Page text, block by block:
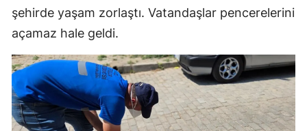
şehirde yaşam zorlaştı. Vatandaşlar pencerelerini
açamaz hale geldi.